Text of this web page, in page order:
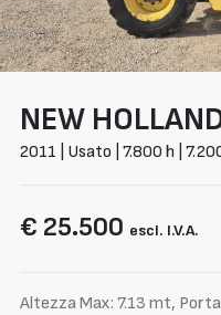
NEW
2011 | Usato | 7.800 h |
€ 25.500 escl. I.V.A.
Altezza Max: 7.13 mt,